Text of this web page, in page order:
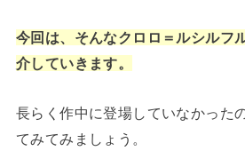
今回は、そんなクロロ＝ルシルフ
介していきます。
長らく作中に登場していなかった
てみてみましょう。